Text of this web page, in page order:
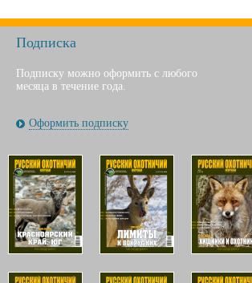
Подписка
Подписку можно оформить с любого
месяца в течение года.
Оформить подписку